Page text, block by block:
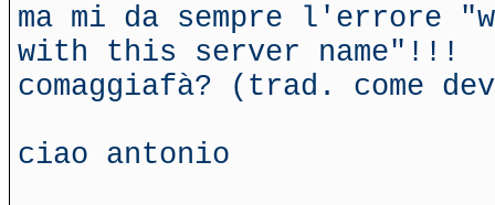
ma mi da sempre l'errore
with this server name"!!!
comaggiafà? (trad. come
ciao antonio